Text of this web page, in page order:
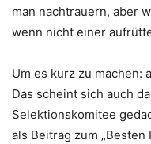
man nachtrauern, aber
wenn nicht einer
Um es kurz zu machen:
Das scheint sich auch
Selektionskomitee
als Beitrag zum